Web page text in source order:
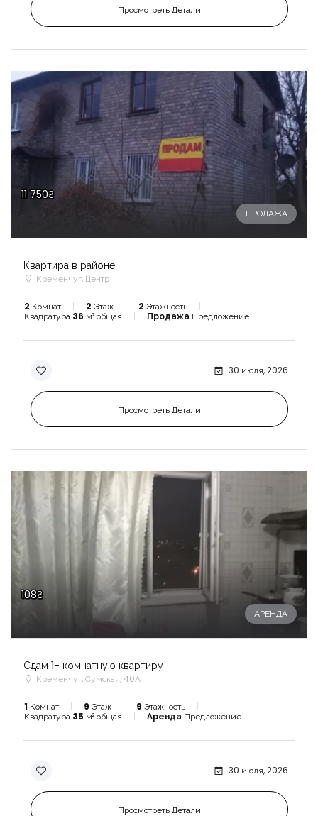
Просмотреть Детали
11 750₴
ПРОДАЖА
Квартира в районе
Кременчуг, Центр
2 Комнат 2 Этаж 2 Этажность
Квадратура 36 м² общая Продажа Предложение
30 июля, 2026
Просмотреть Детали
108₴
АРЕНДА
Сдам 1- комнатную квартиру
Кременчуг, Сумская, 40А
1 Комнат 9 Этаж 9 Этажность
Квадратура 35 м² общая Аренда Предложение
30 июля, 2026
Просмотреть Детали